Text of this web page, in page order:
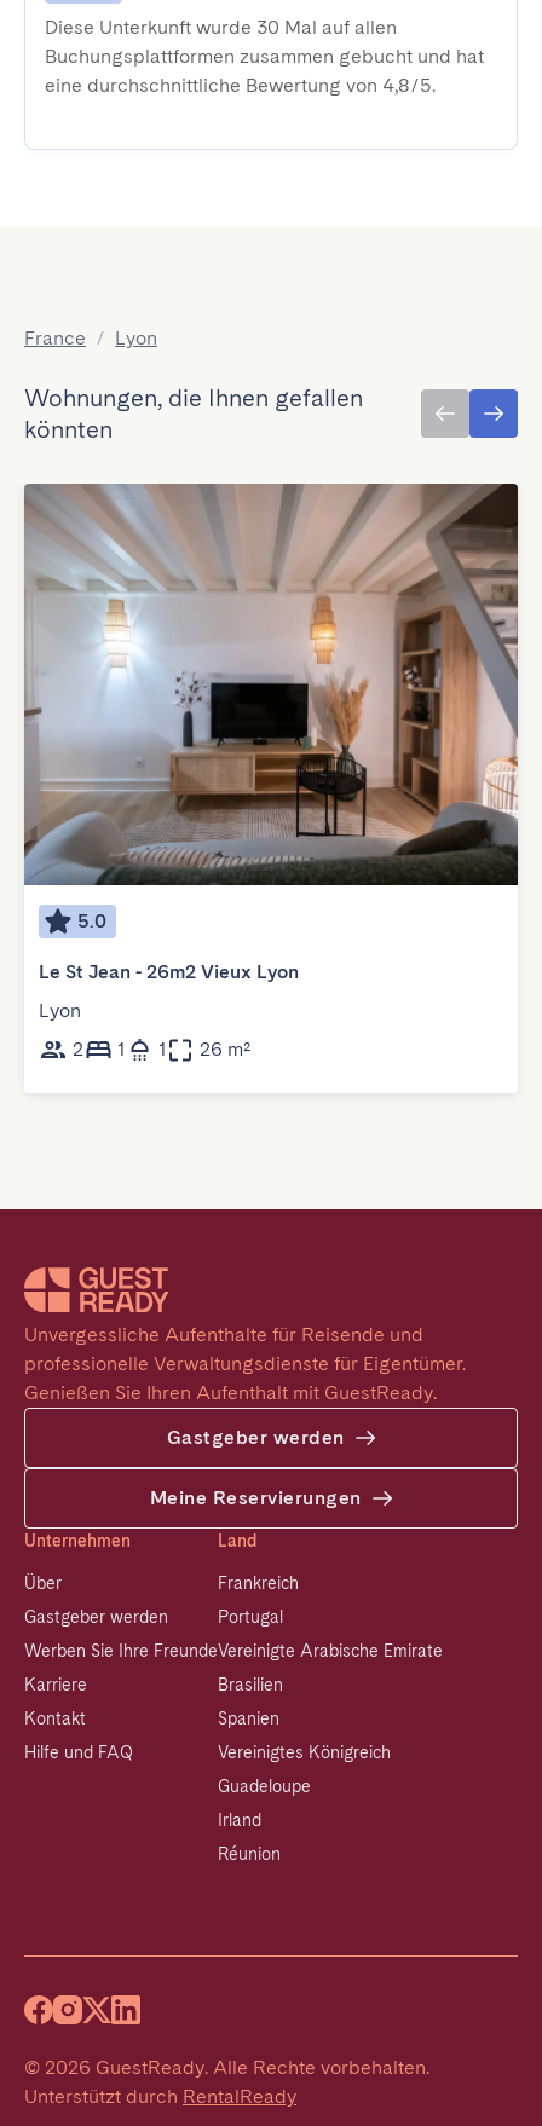
Diese Unterkunft wurde 30 Mal auf allen
Buchungsplattformen zusammen gebucht und hat
eine durchschnittliche Bewertung von 4,8/5.
France / Lyon
Wohnungen, die Ihnen gefallen
könnten
5.0
Le St Jean - 26m2 Vieux Lyon
Lyon
2
1 1 26 m²
Unvergessliche Aufenthalte für Reisende und
professionelle Verwaltungsdienste für Eigentümer.
Genießen Sie Ihren Aufenthalt mit GuestReady.
Gastgeber werden
Meine Reservierungen
Unternehmen
Über
Gastgeber werden
Werben Sie Ihre Freunde
Karriere
Kontakt
Hilfe und FAQ
Land
Frankreich
Portugal
Vereinigte Arabische Emirate
Brasilien
Spanien
Vereinigtes Königreich
Guadeloupe
Irland
Réunion
© 2026 GuestReady. Alle Rechte vorbehalten.
Unterstützt durch RentalReady